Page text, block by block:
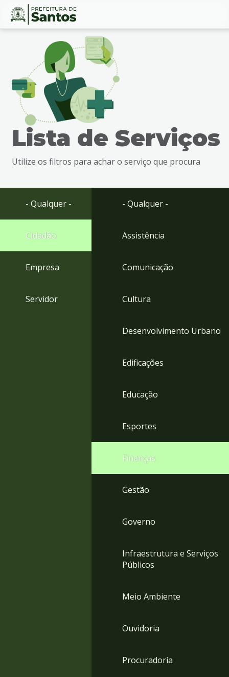
Ir
busca
Ir
rodapé
Conteúdo
Lista de Serviços
Utilize os filtros para achar o serviço que procura
- Qualquer -
Cidadão
Empresa
Servidor
- Qualquer -
Assistência
Comunicação
Cultura
Desenvolvimento Urbano
Edificações
Educação
Esportes
Finanças
Gestão
Governo
Infraestrutura e Serviços
Públicos
Meio Ambiente
Ouvidoria
Procuradoria